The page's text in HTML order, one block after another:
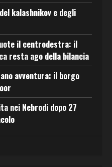
kalashnikov e degli
il centrodestra: il
resta ago della bilancia
avventura: il borgo
nei Nebrodi dopo 27